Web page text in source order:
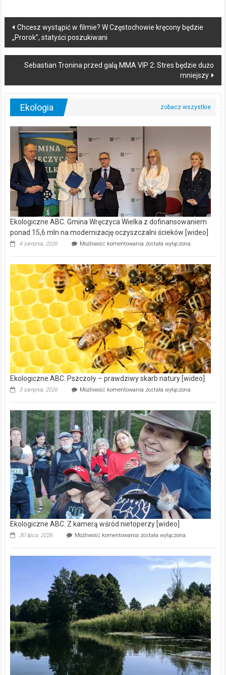
Post
navigation
Chcesz wystąpić w filmie? W Częstochowie kręcony będzie
„Prorok”, statyści poszukiwani
Sebastian Tronina przed galą MMA VIP 2: Stres będzie dużo
mniejszy
Ekologia
Ekologiczne ABC. Gmina Wręczyca Wielka z dofinansowaniem
ponad 15,6 mln na modernizację oczyszczalni ścieków [wideo]
4 sierpnia, 2026 Możliwość komentowania Ekologiczne
Wręczyca
Wielka
z
dofinansowaniem
ponad
15,6
mln
na
modernizację
oczyszczalni
ścieków
[wideo]
została wyłączona
Ekologiczne ABC. Pszczoły – prawdziwy skarb natury [wideo]
3 sierpnia, 2026 Możliwość komentowania Ekologiczne
–
prawdziwy
skarb
natury
[wideo]
została wyłączona
Ekologiczne ABC. Z kamerą wśród nietoperzy [wideo]
30 lipca, 2026 Możliwość komentowania Ekologiczne
kamerą
wśród
została wyłączona